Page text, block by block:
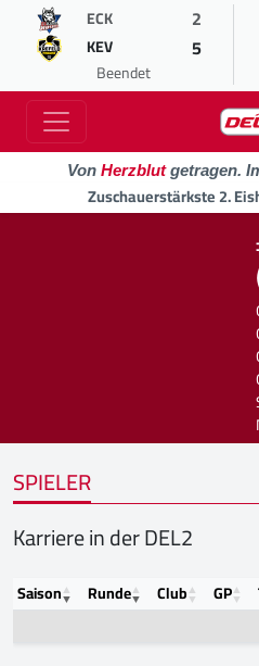
ECK 2
KEV 5
Beendet
Von Herzblutgetragen.
Zuschauerstärkste 2.
SPIELER
Karriere in der DEL2
Saison Runde Club GP